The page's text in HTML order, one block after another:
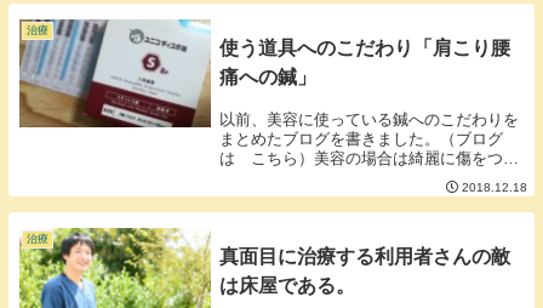
治療
使う道具へのこだわり「肩こり腰
痛への鍼」
以前、美容に使っている鍼へのこだわりを
まとめたブログを書きました。（ブログ
は こちら）美容の場合は綺麗に傷をつけ
れる鍼を使用していますが肩こりや腰痛に
関してはまた違うこだわりを持って施術し
ています。こだわりは大きく分けて3点①
2018.12.18
治療
真面目に治療する利用者さんの敵
は床屋である。